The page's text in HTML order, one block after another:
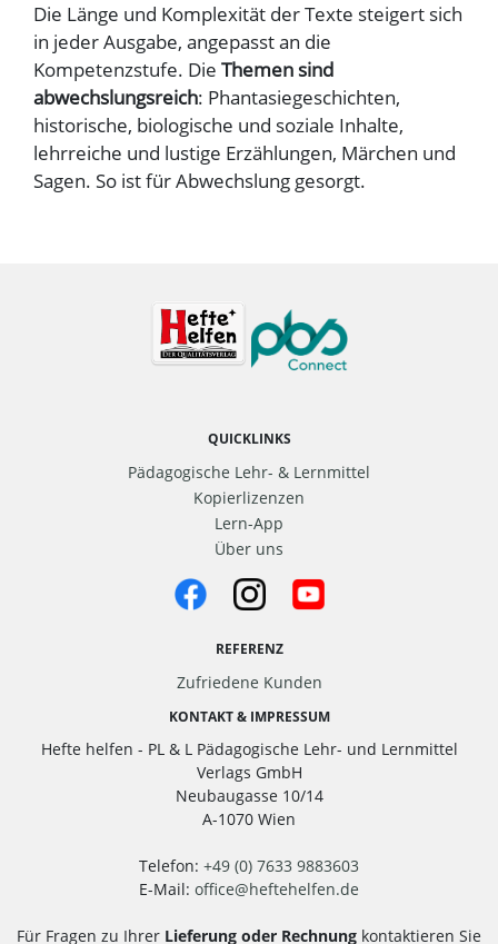
Die Länge und Komplexität der Texte steigert sich
in jeder Ausgabe, angepasst an die
Kompetenzstufe. Die Themen sind
abwechslungsreich: Phantasiegeschichten,
historische, biologische und soziale Inhalte,
lehrreiche und lustige Erzählungen, Märchen und
Sagen. So ist für Abwechslung gesorgt.
QUICKLINKS
Pädagogische Lehr- & Lernmittel
Kopierlizenzen
Lern-App
Über uns
REFERENZ
Zufriedene Kunden
KONTAKT & IMPRESSUM
Hefte helfen - PL & L Pädagogische Lehr- und Lernmittel
Verlags GmbH
Neubaugasse 10/14
A-1070 Wien
Telefon: +49 (0) 7633 9883603
E-Mail: office@heftehelfen.de
Für Fragen zu Ihrer Lieferung oder Rechnung kontaktieren Sie